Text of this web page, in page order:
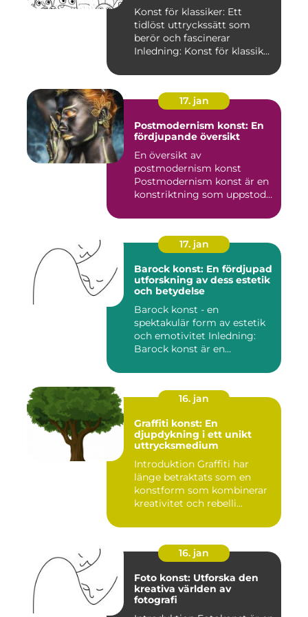
Konst för klassiker: Ett
tidlöst uttryckssätt som
berör och fascinerar
Inledning: Konst för klassik...
17. jan
Postmodernism konst: En
fördjupande översikt
En översikt av
postmodernism konst
Postmodernism konst är en
konstriktning som uppstod
17. jan
Barock konst: En fördjupad
utforskning av dess estetik
och betydelse
Barock konst - en
spektakulär form av estetik
och emotivitet Inledning:
Barock konst är en
16. jan
Graffiti konst: En
djupdykning i ett unikt
uttrycksmedium
Introduktion Graffiti har
länge betraktats som en
konstform som kombinerar
kreativitet och rebelli...
16. jan
Foto konst: Utforska den
kreativa världen av
fotografi